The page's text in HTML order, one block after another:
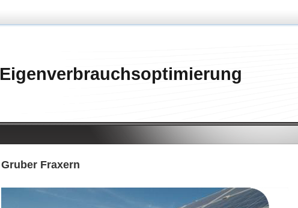
Eigenverbrauchsoptimierung
Gruber Fraxern